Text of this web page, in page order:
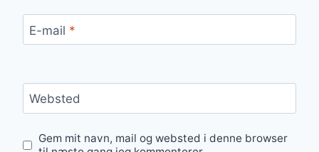
E-mail *
Websted
Gem mit navn, mail og websted i denne browser